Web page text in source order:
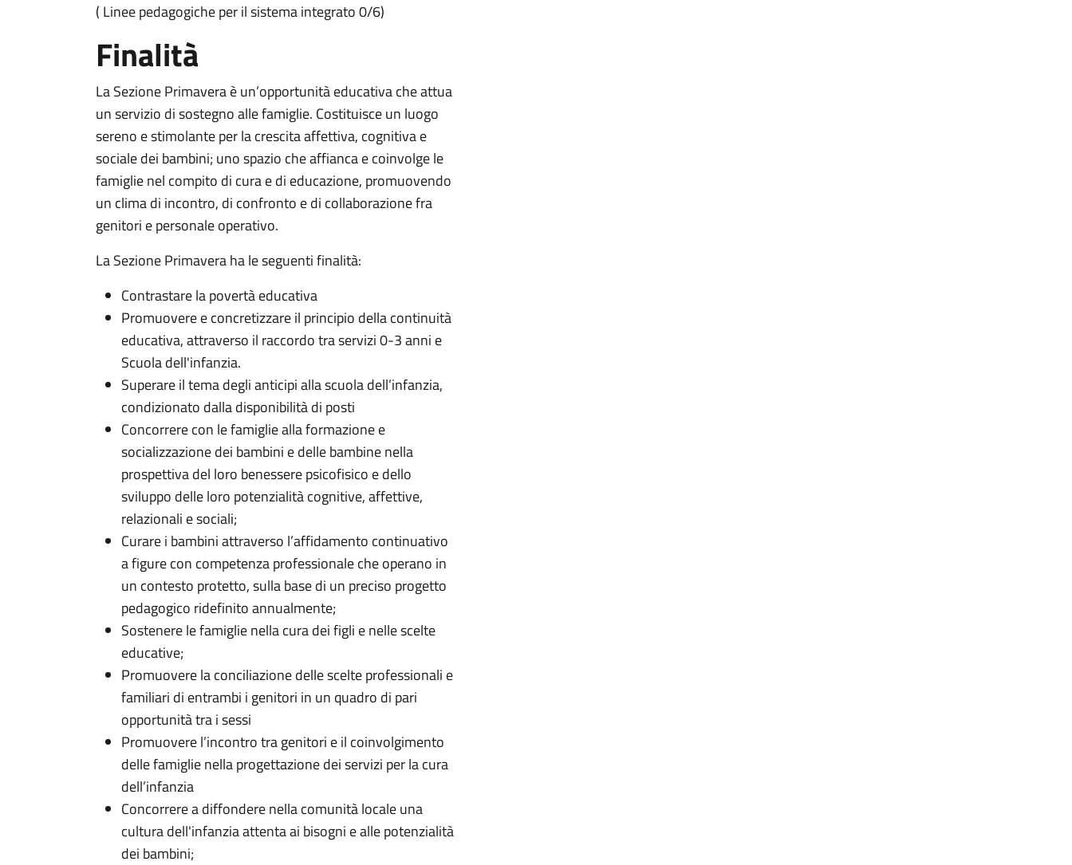
( Linee pedagogiche per il sistema integrato 0/6)
Finalità
La Sezione Primavera è un’opportunità educativa che attua
un servizio di sostegno alle famiglie. Costituisce un luogo
sereno e stimolante per la crescita affettiva, cognitiva e
sociale dei bambini; uno spazio che affianca e coinvolge le
famiglie nel compito di cura e di educazione, promuovendo
un clima di incontro, di confronto e di collaborazione fra
genitori e personale operativo.
La Sezione Primavera ha le seguenti finalità:
Contrastare la povertà educativa
Promuovere e concretizzare il principio della continuità
educativa, attraverso il raccordo tra servizi 0-3 anni e
Scuola dell'infanzia.
Superare il tema degli anticipi alla scuola dell’infanzia,
condizionato dalla disponibilità di posti
Concorrere con le famiglie alla formazione e
socializzazione dei bambini e delle bambine nella
prospettiva del loro benessere psicofisico e dello
sviluppo delle loro potenzialità cognitive, affettive,
relazionali e sociali;
Curare i bambini attraverso l’affidamento continuativo
a figure con competenza professionale che operano in
un contesto protetto, sulla base di un preciso progetto
pedagogico ridefinito annualmente;
Sostenere le famiglie nella cura dei figli e nelle scelte
educative;
Promuovere la conciliazione delle scelte professionali e
familiari di entrambi i genitori in un quadro di pari
opportunità tra i sessi
Promuovere l’incontro tra genitori e il coinvolgimento
delle famiglie nella progettazione dei servizi per la cura
dell’infanzia
Concorrere a diffondere nella comunità locale una
cultura dell'infanzia attenta ai bisogni e alle potenzialità
dei bambini;